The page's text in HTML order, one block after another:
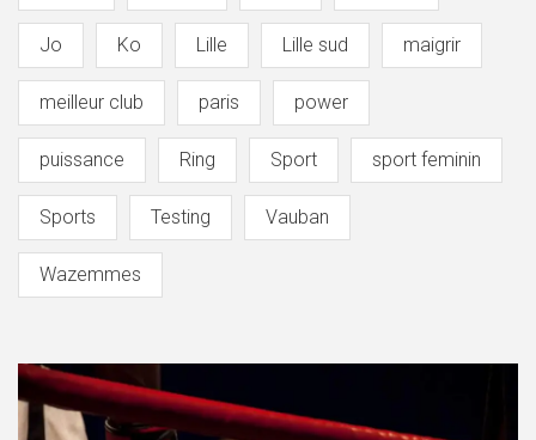
Jo Ko Lille Lille sud maigrir
meilleur club paris power
puissance Ring Sport sport feminin
Sports Testing Vauban
Wazemmes